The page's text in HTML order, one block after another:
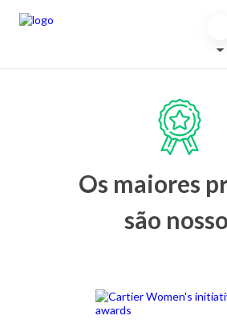
Os maiores
são